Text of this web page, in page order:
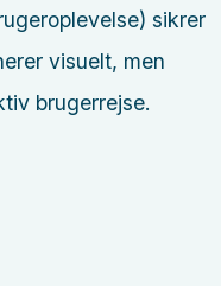
sikrer
visuelt, men
brugerrejse.